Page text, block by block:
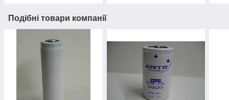
Подібні товари компанії